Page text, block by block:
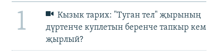
1
Кызык тарих: "Туган тел" җырының
дүртенче куплетын беренче тапкыр кем
җырлый?